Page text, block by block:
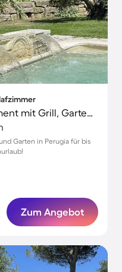
Voll ausgestattetes Apartment mit Grill, Garten und Pool | Naturblick
Garten in Perugia für bis
Zum Angebot